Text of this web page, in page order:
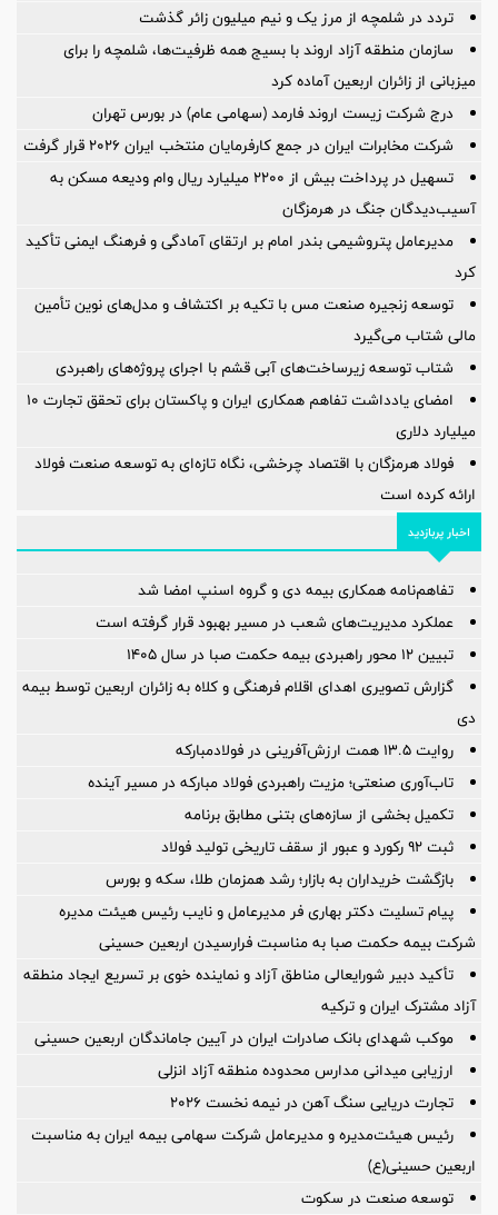
تردد در شلمچه از مرز یک و نیم میلیون زائر گذشت
سازمان منطقه آزاد اروند با بسیج همه ظرفیت‌ها، شلمچه را برای
میزبانی از زائران اربعین آماده کرد
درج شرکت زیست اروند فارمد (سهامی عام) در بورس تهران
شرکت مخابرات ایران در جمع کارفرمایان منتخب ایران ۲۰۲۶ قرار گرفت
تسهیل در پرداخت بیش از ۲۲۰۰ میلیارد ریال وام ودیعه مسکن به
آسیب‌دیدگان جنگ در هرمزگان
مدیرعامل پتروشیمی بندر امام بر ارتقای آمادگی و فرهنگ ایمنی تأکید
کرد
توسعه زنجیره صنعت مس با تکیه بر اکتشاف و مدل‌های نوین تأمین
مالی شتاب می‌گیرد
شتاب توسعه زیرساخت‌های آبی قشم با اجرای پروژه‌های راهبردی
امضای یادداشت تفاهم همکاری ایران و پاکستان برای تحقق تجارت ۱۰
میلیارد دلاری
فولاد هرمزگان با اقتصاد چرخشی، نگاه تازه‌ای به توسعه صنعت فولاد
ارائه کرده است
اخبار پربازدید
تفاهم‌نامه همکاری بیمه دی و گروه اسنپ امضا شد
عملکرد مدیریت‌های شعب در مسیر بهبود قرار گرفته است
️تبیین ۱۲ محور راهبردی بیمه حکمت صبا در سال ۱۴۰۵
گزارش تصویری اهدای اقلام فرهنگی و کلاه به زائران اربعین توسط بیمه
دی
روایت ۱۳.۵ همت ارزش‌آفرینی در فولادمبارکه
تاب‌آوری صنعتی؛ مزیت راهبردی فولاد مبارکه در مسیر آینده
تکمیل بخشی از سازه‌های بتنی مطابق برنامه
ثبت ۹۲ رکورد و عبور از سقف تاریخی تولید فولاد
بازگشت خریداران به بازار؛ رشد همزمان طلا، سکه و بورس
پیام تسلیت دکتر بهاری فر مدیرعامل و نایب رئیس هیئت مدیره
شرکت بیمه حکمت صبا به مناسبت فرارسیدن اربعین حسینی
تأکید دبیر شورایعالی مناطق آزاد و نماینده خوی بر تسریع ایجاد منطقه
آزاد مشترک ایران و ترکیه
موکب شهدای بانک صادرات ایران در آیین جاماندگان اربعین حسینی
ارزیابی میدانی مدارس محدوده منطقه آزاد انزلی
تجارت دریایی سنگ آهن در نیمه نخست ۲۰۲۶
رئیس هیئت‌مدیره و مدیرعامل شرکت سهامی بیمه ایران به مناسبت
اربعین حسینی(ع)
توسعه صنعت در سکوت